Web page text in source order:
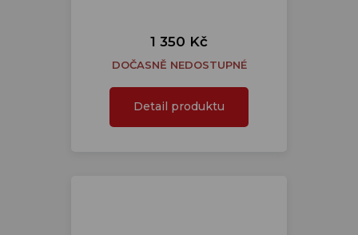
1 350 Kč
DOČASNĚ NEDOSTUPNÉ
Detail produktu